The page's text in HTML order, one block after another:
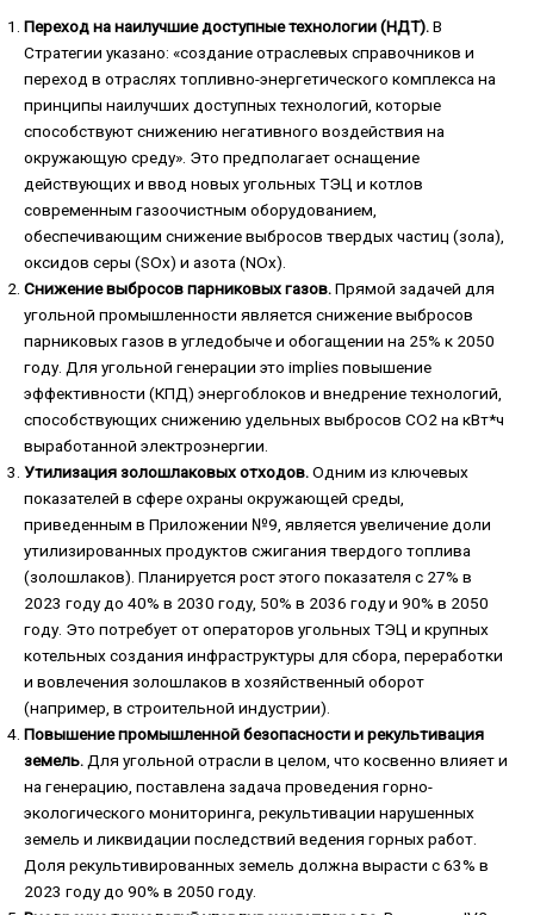
Переход на наилучшие доступные технологии (НДТ).В
Стратегии указано: «создание отраслевых справочников и
переход в отраслях топливно-энергетического комплекса на
принципы наилучших доступных технологий, которые
способствуют снижению негативного воздействия на
окружающую среду». Это предполагает оснащение
действующих и ввод новых угольных ТЭЦ и котлов
современным газоочистным оборудованием,
обеспечивающим снижение выбросов твердых частиц (зола),
оксидов серы (SOx) и азота (NOx).
Снижение выбросов парниковых газов.Прямой задачей для
угольной промышленности является снижение выбросов
парниковых газов в угледобыче и обогащении на 25% к 2050
году. Для угольной генерации это implies повышение
эффективности (КПД) энергоблоков и внедрение технологий,
способствующих снижению удельных выбросов CO2 на кВт*ч
выработанной электроэнергии.
Утилизация золошлаковых отходов.Одним из ключевых
показателей в сфере охраны окружающей среды,
приведенным в Приложении №9, является увеличение доли
утилизированных продуктов сжигания твердого топлива
(золошлаков). Планируется рост этого показателя с 27% в
2023 году до 40% в 2030 году, 50% в 2036 году и 90% в 2050
году. Это потребует от операторов угольных ТЭЦ и крупных
котельных создания инфраструктуры для сбора, переработки
и вовлечения золошлаков в хозяйственный оборот
(например, в строительной индустрии).
Повышение промышленной безопасности и рекультивация
земель. Для угольной отрасли в целом, что косвенно влияет и
на генерацию, поставлена задача проведения горно-
экологического мониторинга, рекультивации нарушенных
земель и ликвидации последствий ведения горных работ.
Доля рекультивированных земель должна вырасти с 63% в
2023 году до 90% в 2050 году.